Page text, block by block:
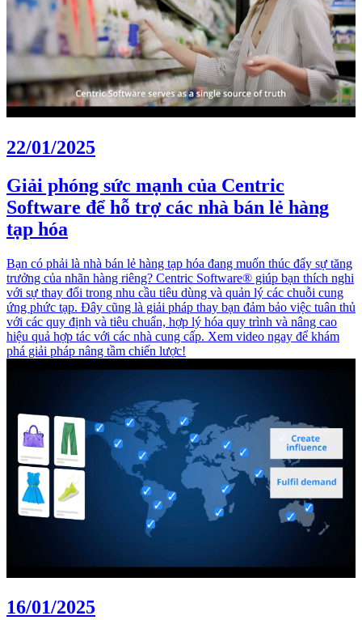
22/01/2025
Giải phóng sức mạnh của Centric
Software để hỗ trợ các nhà bán lẻ hàng
tạp hóa
Bạn có phải là nhà bán lẻ hàng tạp hóa đang muốn thúc đẩy sự tăng
trưởng của nhãn hàng riêng? Centric Software® giúp bạn thích nghi
với sự thay đổi trong nhu cầu tiêu dùng và quản lý các chuỗi cung
ứng phức tạp. Đây cũng là giải pháp thay bạn đảm bảo việc tuân thủ
với các quy định và tiêu chuẩn, hợp lý hóa quy trình và nâng cao
hiệu quả hợp tác với các nhà cung cấp. Xem video ngay để khám
phá giải pháp nâng tầm chiến lược!
16/01/2025